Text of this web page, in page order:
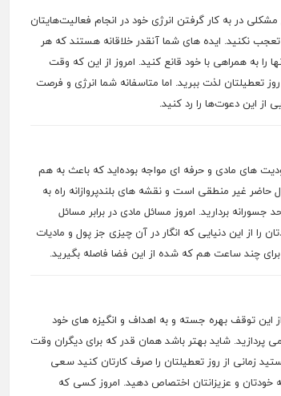
در به کار گرفتن انرژی خود در انجام فعالیت‌هایتان
تعجب نکنید. ایده های شما آنقدر خلاقانه هستند که هر
را به همراهی با خود قانع کنید. امروز از این که وقت
تعطیلتان لذت ببرید. اما متاسفانه شما انرژی و فرصت
از این دعوت‌ها را رد کنید.
های مادی و حرفه ای مواجه بوده‌اید که باعث به هم
غیر منطقی است و نقشه های بلندپروازانه راه به
بردارید. امروز مسائل مادی در برابر مسائل
را از این دنیایی که انگار در آن چیزی جز پول و مادیات
چند ساعت هم که شده از این فضا فاصله بگیرید.
توقف بهره جسته و به اهداف و انگیزه های خود
شاید بهتر باشد همان قدر که برای دیگران وقت
زمانی از روز تعطیلتان را صرف کارتان کنید سعی
به خودتان و عزیزانتان اختصاص دهید. امروز کسی که